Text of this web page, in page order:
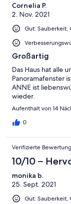
Cornelia P.
2. Nov. 2021
Gut: Sauberkeit,
Großartig
Das Haus hat alle
Panoramafenster
ANNE ist
wieder.
Aufenthalt von 14
0
Verifizierte Bewertung
10/10 –
monika b.
25. Sept. 2021
Gut: Sauberkeit,